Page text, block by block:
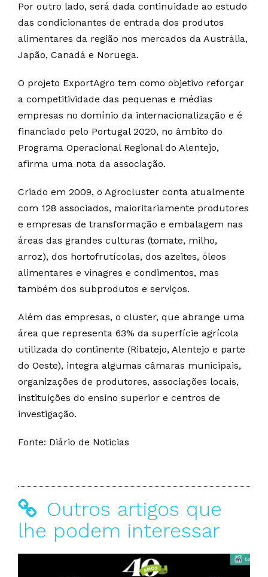
Por outro lado, será dada continuidade ao estudo
das condicionantes de entrada dos produtos
alimentares da região nos mercados da Austrália,
Japão, Canadá e Noruega.
O projeto ExportAgro tem como objetivo reforçar
a competitividade das pequenas e médias
empresas no domínio da internacionalização e é
financiado pelo Portugal 2020, no âmbito do
Programa Operacional Regional do Alentejo,
afirma uma nota da associação.
Criado em 2009, o Agrocluster conta atualmente
com 128 associados, maioritariamente produtores
e empresas de transformação e embalagem nas
áreas das grandes culturas (tomate, milho,
arroz), dos hortofrutícolas, dos azeites, óleos
alimentares e vinagres e condimentos, mas
também dos subprodutos e serviços.
Além das empresas, o cluster, que abrange uma
área que representa 63% da superfície agrícola
utilizada do continente (Ribatejo, Alentejo e parte
do Oeste), integra algumas câmaras municipais,
organizações de produtores, associações locais,
instituições do ensino superior e centros de
investigação.
Fonte: Diário de Noticias
Outros artigos que
lhe podem interessar